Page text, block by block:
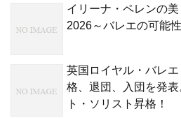
イリーナ・ペレンの
2026～バレエの可能
英国ロイヤル・バレ
格、退団、入団を発
ト・ソリスト昇格！